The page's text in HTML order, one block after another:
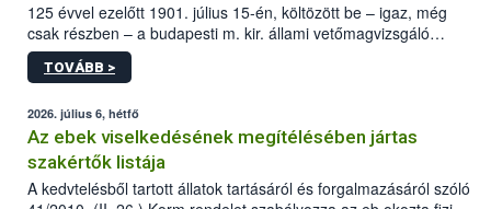
125 évvel ezelőtt 1901. július 15-én, költözött be – igaz, még
csak részben – a budapesti m. kir. állami vetőmagvizsgáló
állomás a Kis Rókus utca 15. szám alatti, Czigler Győző által
tervezett új épületébe.
TOVÁBB >
2026. július 6, hétfő
Az ebek viselkedésének megítélésében jártas
szakértők listája
A kedvtelésből tartott állatok tartásáról és forgalmazásáról szóló